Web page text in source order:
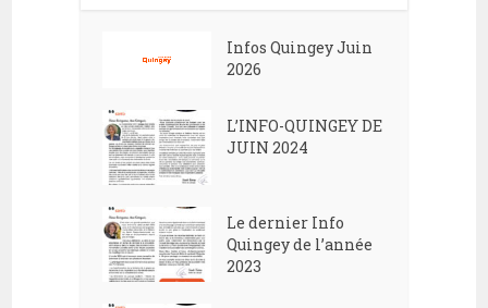
Infos Quingey Juin
2026
L’INFO-QUINGEY DE
JUIN 2024
Le dernier Info
Quingey de l’année
2023